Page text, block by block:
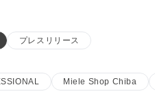
プレスリリース
Miele Shop Chiba